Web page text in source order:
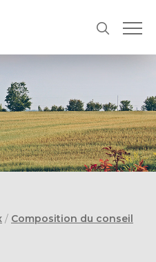
/ Composition du conseil